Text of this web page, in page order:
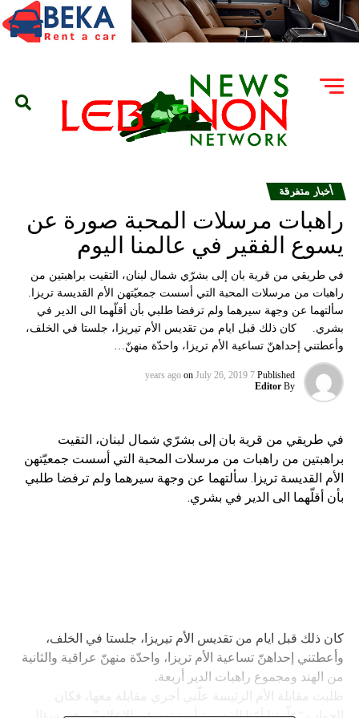
أخبار متفرقة
راهبات مرسلات المحبة صورة عن
يسوع الفقير في عالمنا اليوم
في طريقي من قرية بان إلى بشرّي شمال لبنان، التقيت براهبتين من
راهبات من مرسلات المحبة التي أسست جمعيّتهن الأم القديسة تريزا.
سألتهما عن وجهة سيرهما ولم ترفضا طلبي بأن أقلّهما الى الدير في
بشري. كان ذلك قبل ايام من تقديس الأم تيريزا، جلستا في الخلف،
وأعطتني إحداهنّ تساعية الأم تريزا، واحدّة منهنّ…
Published
7 years ago
on July 26, 2019
By
Editor
في طريقي من قرية بان إلى بشرّي شمال لبنان، التقيت
براهبتين من راهبات من مرسلات المحبة التي أسست جمعيّتهن
الأم القديسة تريزا. سألتهما عن وجهة سيرهما ولم ترفضا طلبي
بأن أقلّهما الى الدير في بشري.
كان ذلك قبل ايام من تقديس الأم تيريزا، جلستا في الخلف،
وأعطتني إحداهنّ تساعية الأم تريزا، واحدّة منهنّ عراقية والثانية
من الهند ومجموع راهبات الدير أربعة.
طلبت مقابلة الأم الرئيسة علّني أجري مقابلة معها، فكان
الجواب “علّمتنا أمّنا القديسة أن نبتعد عن الإعلام”، وفي سؤال